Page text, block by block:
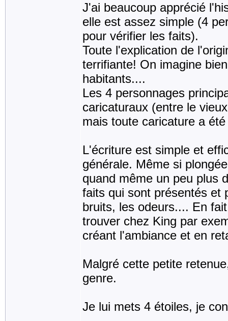
J'ai beaucoup apprécié
elle est assez simple (4
pour vérifier les faits).
Toute l'explication de
terrifiante! On imagine
habitants....
Les 4 personnages
caricaturaux (entre le
mais toute caricature a
L'écriture est simple et
générale. Même si
quand même un peu plus
faits qui sont présentés et
bruits, les odeurs.... En
trouver chez King par
créant l'ambiance et en
Malgré cette petite
genre.
Je lui mets 4 étoiles, je